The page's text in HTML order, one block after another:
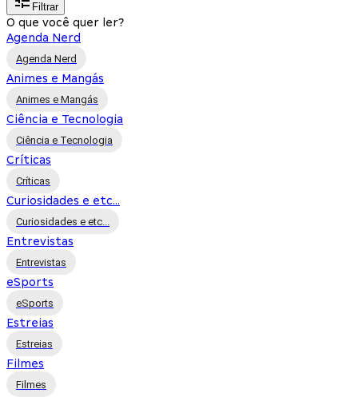
Filtrar
O que você quer ler?
Agenda Nerd
Agenda Nerd
Animes e Mangás
Animes e Mangás
Ciência e Tecnologia
Ciência e Tecnologia
Críticas
Críticas
Curiosidades e etc...
Curiosidades e etc...
Entrevistas
Entrevistas
eSports
eSports
Estreias
Estreias
Filmes
Filmes